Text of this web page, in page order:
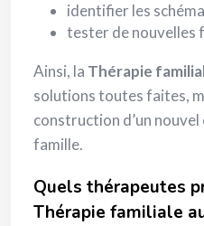
identifier les
tester de nouvelles
Ainsi, la Thérapie
solutions toutes faites,
construction d’un nouvel
famille.
Quels thérapeutes
Thérapie familiale